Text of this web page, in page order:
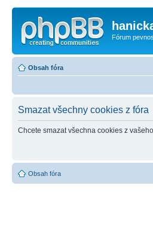
Fórum
Obsah fóra
Smazat všechny cookies z fóra
Chcete smazat všechna cookies z
Obsah fóra